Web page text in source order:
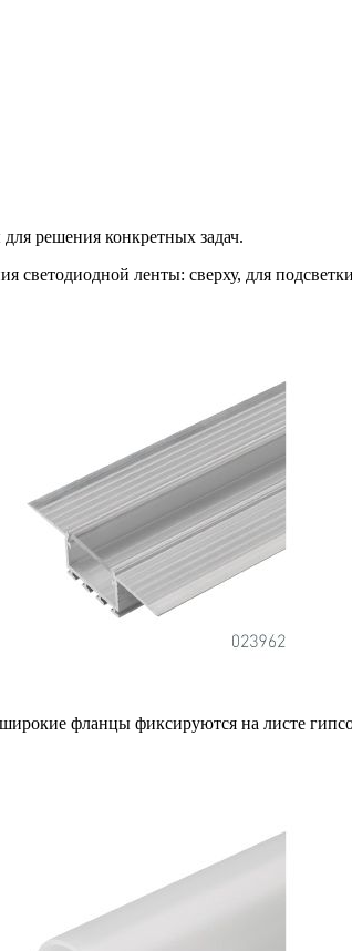
решения конкретных задач.
ленты: сверху, для
фланцы фиксируются на листе